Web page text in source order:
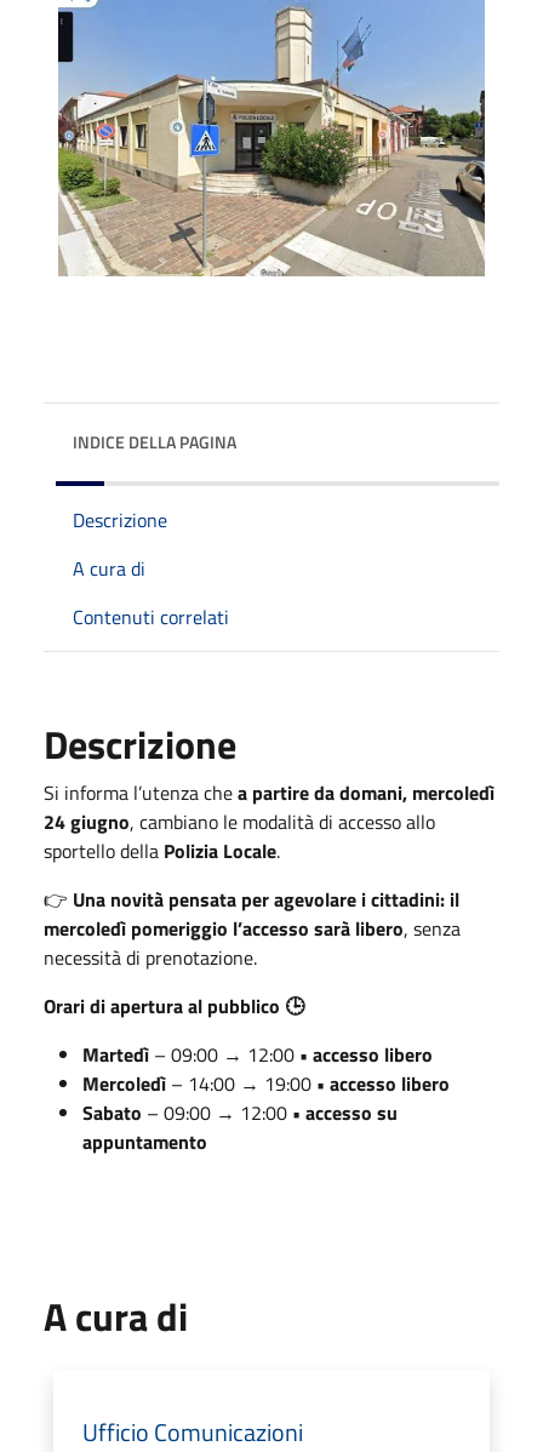
INDICE DELLA PAGINA
Descrizione
A cura di
Contenuti correlati
Descrizione
Si informa l’utenza chea partire da domani, mercoledì
24 giugno, cambiano le modalità di accesso allo
sportello della Polizia Locale.
👉 Una novità pensata per agevolare i cittadini: il
mercoledì pomeriggio l’accesso sarà libero, senza
necessità di prenotazione.
Orari di apertura al pubblico 🕒
Martedì – 09:00 → 12:00 • accesso libero
Mercoledì – 14:00 → 19:00 • accesso libero
Sabato – 09:00 → 12:00 • accesso su
appuntamento
A cura di
Ufficio Comunicazioni